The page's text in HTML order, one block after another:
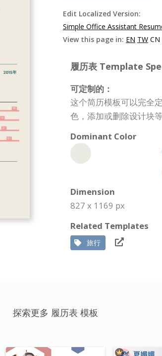
Edit Localized Version:
Simple Office Assistant
View this page in: EN TW CN
履历表 Template
可定制的：
这个简历模板可以完全
色，添加或删除设计块等
Dominant Color
Dimension
827 x 1169 px
Related Templates
旅行
探索更多 履历表 模板